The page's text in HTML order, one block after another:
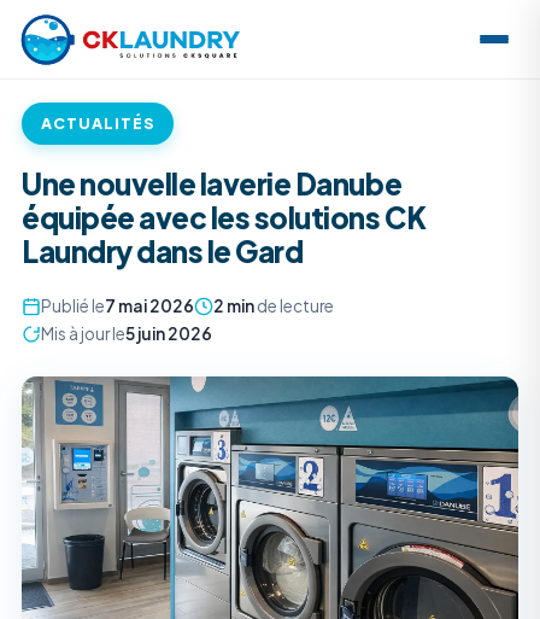
ACTUALITÉS
Une nouvelle laverie Danube
équipée avec les solutions CK
Laundry dans le Gard
Publié le7 mai 2026 2 minde lecture
Mis à jour le5 juin 2026